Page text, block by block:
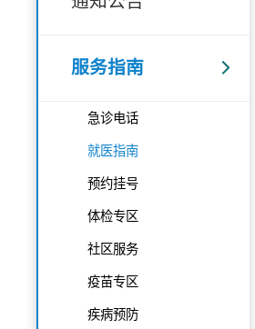
服务指南
急诊电话
就医指南
预约挂号
体检专区
社区服务
疫苗专区
疾病预防